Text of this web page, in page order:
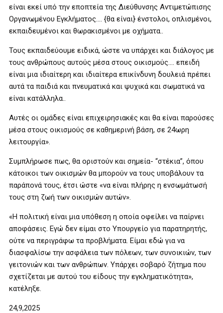
είναι εκεί υπό την εποπτεία της Διεύθυνσης Αντιμετώπισης
Οργανωμένου Εγκλήματος…. {θα είναι} ένστολοι, οπλισμένοι,
εκπαιδευμένοι και θωρακισμένοι με οχήματα..
Τους εκπαιδεύουμε ειδικά, ώστε να υπάρχει και διάλογος με
τους ανθρώπους αυτούς μέσα στους οικισμούς…. επειδή
είναι μια ιδιαίτερη και ιδιαίτερα επικίνδυνη δουλειά πρέπει
αυτά τα παιδιά και πνευματικά και ψυχικά και σωματικά να
είναι κατάλληλα..
Αυτές οι ομάδες είναι επιχειρησιακές και θα είναι παρούσες
μέσα στους οικισμούς σε καθημερινή βάση, σε 24ωρη
λειτουργία».
Συμπλήρωσε πως, θα οριστούν και σημεία- “στέκια”, όπου
κάτοικοι των οικισμών θα μπορούν να τους υποβάλουν τα
παράπονά τους, έτσι ώστε «να είναι πλήρης η ενσωμάτωσή
τους στη ζωή των οικισμών αυτών».
«Η πολιτική είναι μια υπόθεση η οποία οφείλει να παίρνει
αποφάσεις. Εγώ δεν είμαι στο Υπουργείο για παρατηρητής,
ούτε να περιγράφω τα προβλήματα. Είμαι εδώ για να
διασφαλίσω την ασφάλεια των πόλεων, των συνοικιών, των
γειτονιών και των ανθρώπων. Υπάρχει σοβαρό ζήτημα που
σχετίζεται με αυτού του είδους την εγκληματικότητα»,
κατέληξε.
24,9,2025